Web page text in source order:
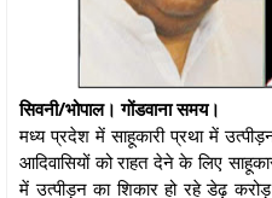
सिवनी/भोपाल। गोंडवाना समय।
मध्य प्रदेश में साहूकारी प्रथा में
आदिवासियों को राहत देने के लिए
में उत्पीड़न का शिकार हो रहे डेढ़